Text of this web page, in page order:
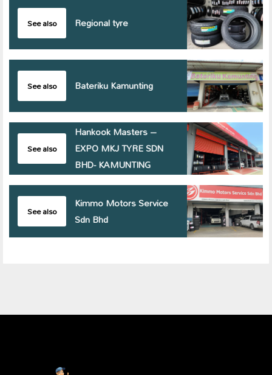
See also Regional tyre
See also Bateriku Kamunting
See also
Hankook Masters –
EXPO MKJ TYRE SDN
BHD- KAMUNTING
See also
Kimmo Motors Service
Sdn Bhd